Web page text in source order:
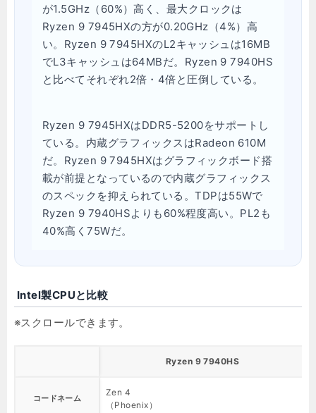
が1.5GHz（60%）高く、最大クロックは
Ryzen 9 7945HXの方が0.20GHz（4%）高
い。Ryzen 9 7945HXのL2キャッシュは16MB
でL3キャッシュは64MBだ。Ryzen 9 7940HS
と比べてそれぞれ2倍・4倍と圧倒している。
Ryzen 9 7945HXはDDR5-5200をサポートし
ている。内蔵グラフィックスはRadeon 610M
だ。Ryzen 9 7945HXはグラフィックボード搭
載が前提となっているので内蔵グラフィックス
のスペックを抑えられている。TDPは55Wで
Ryzen 9 7940HSよりも60%程度高い。PL2も
40%高く75Wだ。
Intel製CPUと比較
Ryzen 9 7940HS
コードネーム
Zen 4
（Phoenix）